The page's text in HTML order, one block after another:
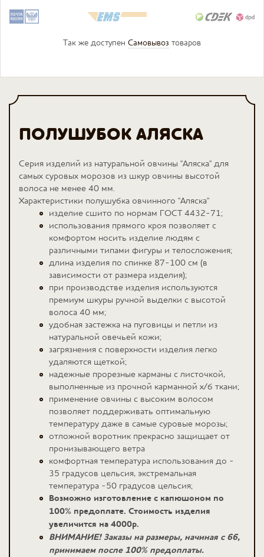
Так же доступен Самовывоз товаров
ПОЛУШУБОК АЛЯСКА
Серия изделий из натуральной овчины "Аляска" для
самых суровых морозов из шкур овчины высотой
волоса не менее 40 мм.
Характеристики полушубка овчинного "Аляска"
изделие сшито по нормам ГОСТ 4432-71;
использования прямого кроя позволяет с
комфортом носить изделие людям с
различными типами фигуры и телосложения;
длина изделия по спинке 87-100 см (в
зависимости от размера изделия);
при производстве изделия используются
премиум шкуры ручной выделки с высотой
волоса 40 мм;
удобная застежка на пуговицы и петли из
натуральной овечьей кожи;
загрязнения с поверхности изделия легко
удаляются щеткой;
надежные прорезные карманы с листочкой,
выполненные из прочной карманной х/б ткани;
применение овчины с высоким волосом
позволяет поддерживать оптимальную
температуру даже в самые суровые морозы;
отложной воротник прекрасно защищает от
пронизывающего ветра
комфортная температура использования до -
35 градусов цельсия, экстремальная
температура -50 градусов цельсия;
Возможно изготовление с капюшоном по
100% предоплате. Стоимость изделия
увеличится на 4000р.
ВНИМАНИЕ! Заказы на размеры, начиная с 66,
принимаем после 100% предоплаты.